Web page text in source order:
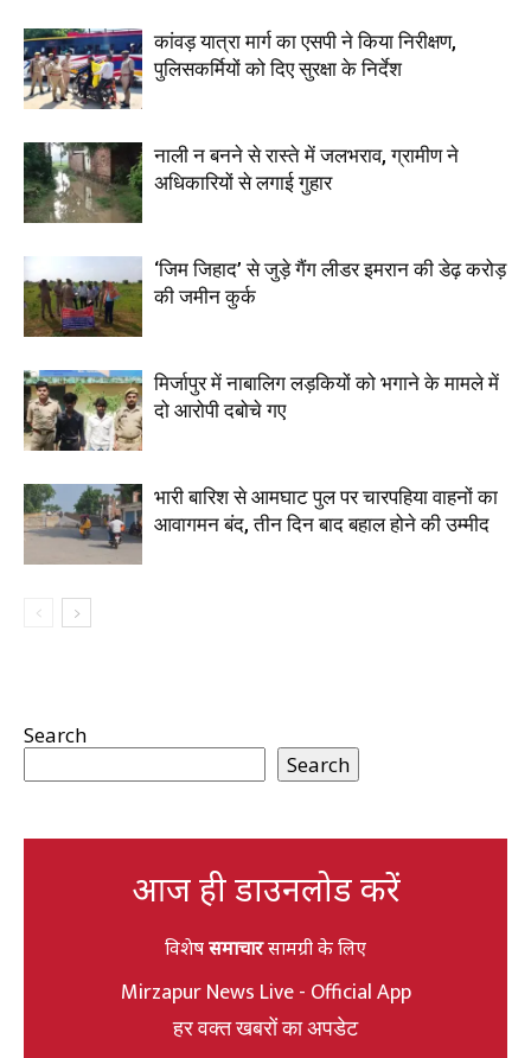
कांवड़ यात्रा मार्ग का एसपी ने किया निरीक्षण,
पुलिसकर्मियों को दिए सुरक्षा के निर्देश
नाली न बनने से रास्ते में जलभराव, ग्रामीण ने
अधिकारियों से लगाई गुहार
‘जिम जिहाद’ से जुड़े गैंग लीडर इमरान की डेढ़ करोड़
की जमीन कुर्क
मिर्जापुर में नाबालिग लड़कियों को भगाने के मामले में
दो आरोपी दबोचे गए
भारी बारिश से आमघाट पुल पर चारपहिया वाहनों का
आवागमन बंद, तीन दिन बाद बहाल होने की उम्मीद
Search
Search
आज ही डाउनलोड करें
विशेषसमाचारसामग्री के लिए
Mirzapur News Live - Official App
हर वक्त खबरों का अपडेट